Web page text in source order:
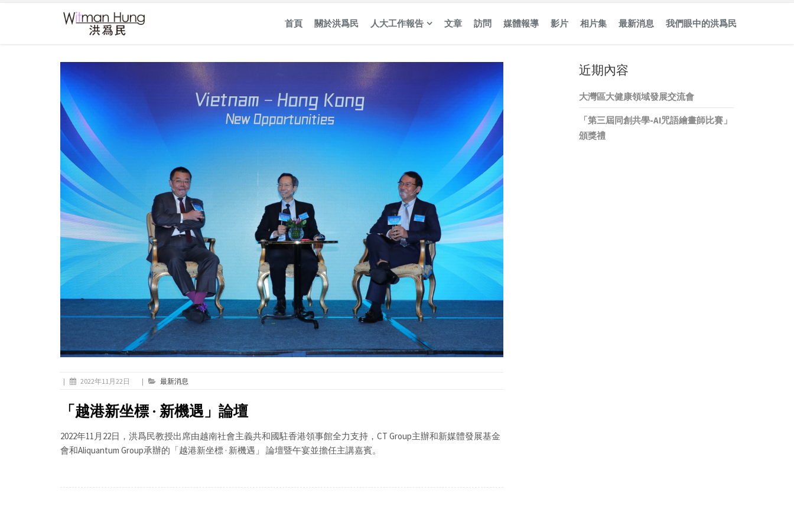
首頁 關於洪爲民 人大工作報告 文章 訪問 媒體報導 影片 相片集 最新消息 我們眼中的洪爲民
| 2022年11月22日 | 最新消息
「越港新坐標 · 新機遇」論壇
2022年11月22日，洪爲民教授出席由越南社會主義共和國駐香港領事館全力支持，CT Group主辦和新媒體發展基金
會和Aliquantum Group承辦的「越港新坐標 · 新機遇」 論壇暨午宴並擔任主講嘉賓。
近期內容
大灣區大健康領域發展交流會
「第三屆同創共學-AI咒語繪畫師比賽」
頒獎禮